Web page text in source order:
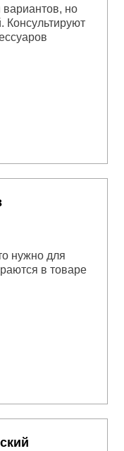
но
Консультируют
нужно для
в товаре